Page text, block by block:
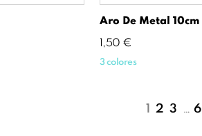
Aro De Metal 10cm
Precio
1,50 €
3 colores
1 2 3 … 6